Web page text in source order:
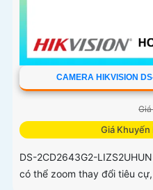
CAMERA HIKVISION
Giá Khuyến
DS-2CD2643G2-
có thể zoom thay đổi tiêu